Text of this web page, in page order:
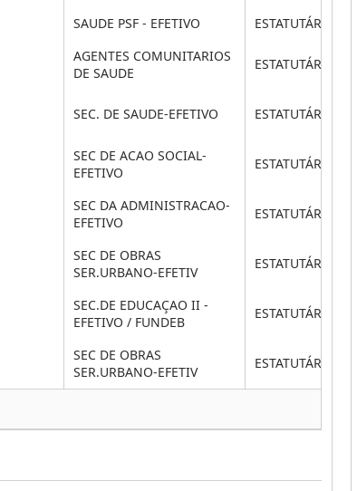
SAUDE PSF - EFETIVO ESTATUTÁRIO
AGENTES COMUNITARIOS
DE SAUDE
ESTATUTÁRIO
SEC. DE SAUDE-EFETIVO ESTATUTÁRIO
SEC DE ACAO SOCIAL-
EFETIVO
ESTATUTÁRIO
SEC DA ADMINISTRACAO-
EFETIVO
ESTATUTÁRIO
SEC DE OBRAS
SER.URBANO-EFETIV
ESTATUTÁRIO
SEC.DE EDUCAÇAO II -
EFETIVO / FUNDEB
ESTATUTÁRIO
SEC DE OBRAS
SER.URBANO-EFETIV
ESTATUTÁRIO